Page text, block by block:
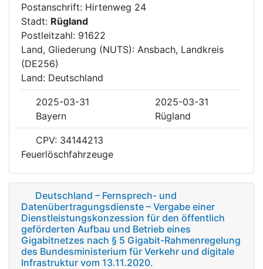
Postanschrift: Hirtenweg 24
Stadt: Rügland
Postleitzahl: 91622
Land, Gliederung (NUTS): Ansbach, Landkreis
(DE256)
Land: Deutschland
2025-03-31
2025-03-31
Bayern
Rügland
CPV: 34144213
Feuerlöschfahrzeuge
Deutschland – Fernsprech- und
Datenübertragungsdienste – Vergabe einer
Dienstleistungskonzession für den öffentlich
geförderten Aufbau und Betrieb eines
Gigabitnetzes nach § 5 Gigabit-Rahmenregelung
des Bundesministerium für Verkehr und digitale
Infrastruktur vom 13.11.2020.